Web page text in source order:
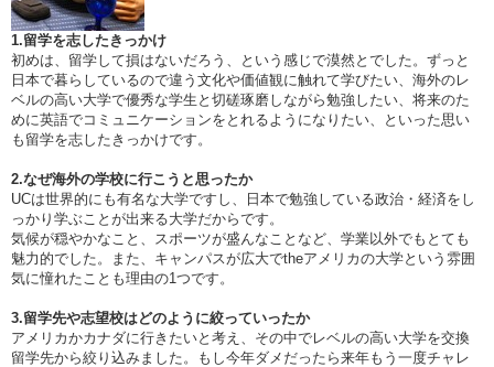
1.留学を志したきっかけ
初めは、留学して損はないだろう、という感じで漠然とでした。ずっと
日本で暮らしているので違う文化や価値観に触れて学びたい、海外のレ
ベルの高い大学で優秀な学生と切磋琢磨しながら勉強したい、将来のた
めに英語でコミュニケーションをとれるようになりたい、といった思い
も留学を志したきっかけです。
2.なぜ海外の学校に行こうと思ったか
UCは世界的にも有名な大学ですし、日本で勉強している政治・経済をし
っかり学ぶことが出来る大学だからです。
気候が穏やかなこと、スポーツが盛んなことなど、学業以外でもとても
魅力的でした。また、キャンパスが広大でtheアメリカの大学という雰囲
気に憧れたことも理由の1つです。
3.留学先や志望校はどのように絞っていったか
アメリカかカナダに行きたいと考え、その中でレベルの高い大学を交換
留学先から絞り込みました。もし今年ダメだったら来年もう一度チャレ